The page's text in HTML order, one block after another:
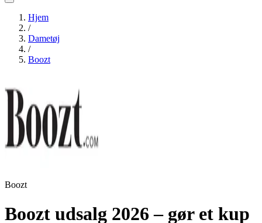
Hjem
/
Dametøj
/
Boozt
Boozt
Boozt udsalg 2026 – gør et kup